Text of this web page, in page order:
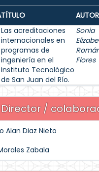
TÍTULO
Las acreditaciones
internacionales en
programas de
ingeniería en el
Instituto Tecnológico
de San Juan del Río.
Sonia
Flores
Director /
Alan Diaz Nieto
Zabala